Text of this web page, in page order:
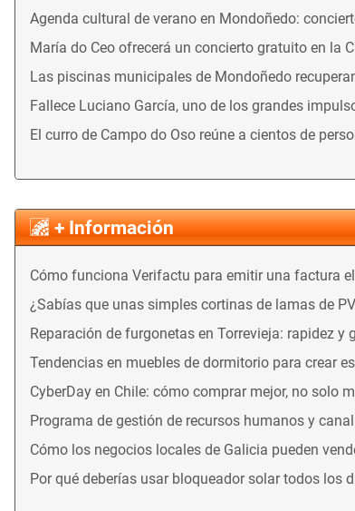
Agenda cultural de verano en Mondoñedo:
María do Ceo ofrecerá un concierto gratuito en la
Las piscinas municipales de Mondoñedo
Fallece Luciano García, uno de los grandes
El curro de Campo do Oso reúne a cientos de
+ Información
Cómo funciona Verifactu para emitir una factura
¿Sabías que unas simples cortinas de lamas de
Reparación de furgonetas en Torrevieja: rapidez y
Tendencias en muebles de dormitorio para crear
CyberDay en Chile: cómo comprar mejor, no solo
Programa de gestión de recursos humanos y
Cómo los negocios locales de Galicia pueden
Por qué deberías usar bloqueador solar todos los